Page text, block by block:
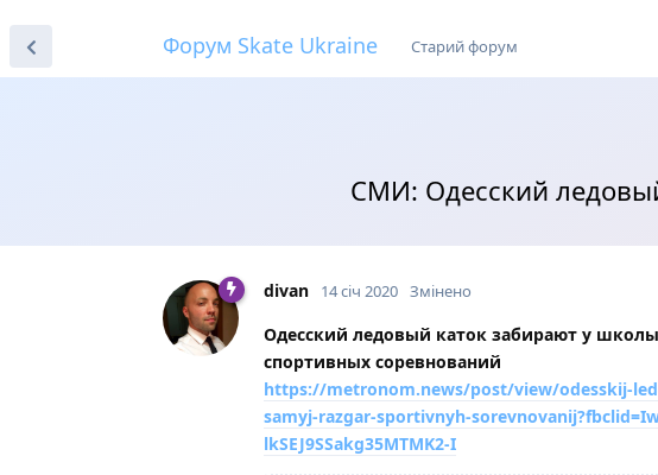
Форум Skate Ukraine Старий форум
СМИ: Одесский
divan 14 січ 2020 Змінено
Одесский ледовый каток забирают у
спортивных соревнований
https://metronom.news/post/view/odesskij-
samyj-razgar-sportivnyh-
lkSEJ9SSakg35MTMK2-I